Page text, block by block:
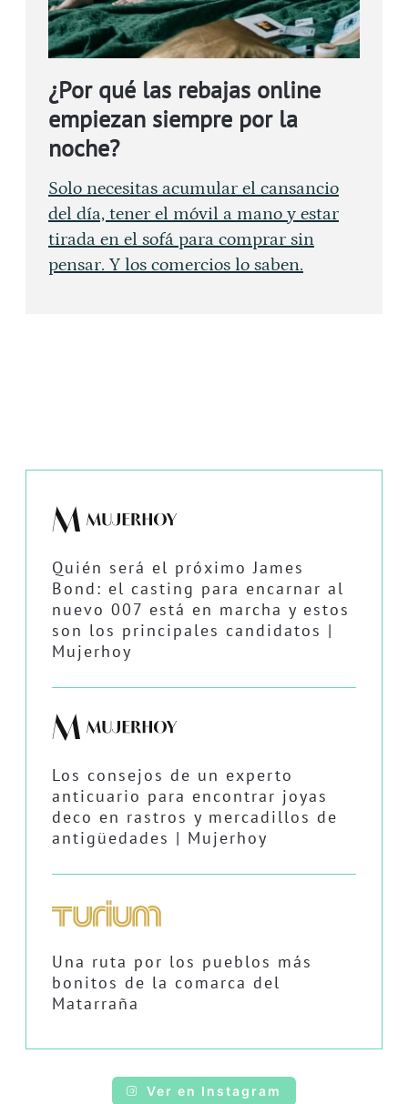
¿Por qué las rebajas online
empiezan siempre por la
noche?
Solo necesitas acumular el cansancio
del día, tener el móvil a mano y estar
tirada en el sofá para comprar sin
pensar. Y los comercios lo saben.
Quién será el próximo James
Bond: el casting para encarnar al
nuevo 007 está en marcha y estos
son los principales candidatos |
Mujerhoy
Los consejos de un experto
anticuario para encontrar joyas
deco en rastros y mercadillos de
antigüedades | Mujerhoy
Una ruta por los pueblos más
bonitos de la comarca del
Matarraña
Ver en Instagram